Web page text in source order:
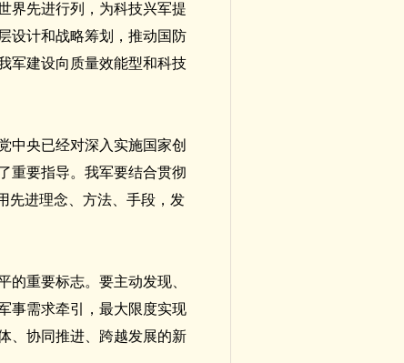
界先进行列，为科技兴军提
设计和战略筹划，推动国防
军建设向质量效能型和科技
中央已经对深入实施国家创
重要指导。我军要结合贯彻
先进理念、方法、手段，发
重要标志。要主动发现、
事需求牵引，最大限度实现
、协同推进、跨越发展的新